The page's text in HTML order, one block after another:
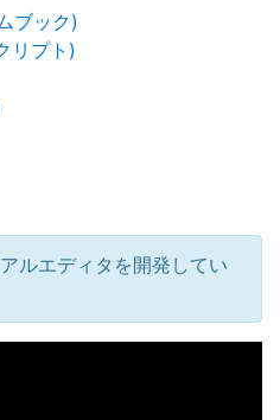
ブック)
リプト)
ルエディタを開発してい